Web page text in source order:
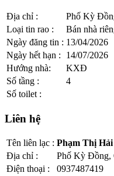
Địa chỉ :
Phố Kỳ
Loại tin rao :
Bán nhà
Ngày đăng tin : 13/04/2026
Ngày hết hạn :
14/07/2026
Hướng nhà:
KXĐ
Số tầng :
4
Số toilet :
Liên hệ
Tên liên lạc : Phạm Thị Hải
Địa chỉ :
Phố Kỳ Đồng,
Điện thoại :
0937487419